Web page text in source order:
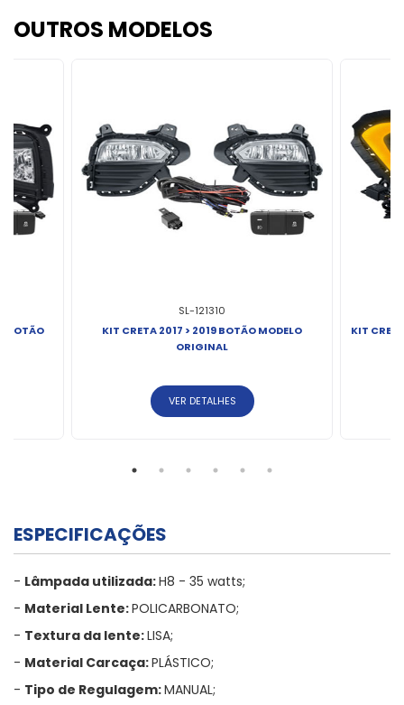
OUTROS MODELOS
BOTÃO
SL-121310
KIT CRETA 2017 > 2019 BOTÃO MODELO
ORIGINAL
VER DETALHES
KIT
ESPECIFICAÇÕES
- Lâmpada utilizada:H8 - 35 watts;
- Material Lente:POLICARBONATO;
- Textura da lente:LISA;
- Material Carcaça:PLÁSTICO;
- Tipo de Regulagem:MANUAL;